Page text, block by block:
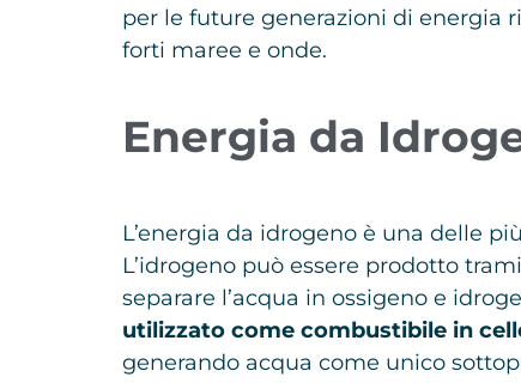
per le future generazioni di energia
forti maree e onde.
Energia da
L’energia da idrogeno è una delle
L’idrogeno può essere prodotto
separare l’acqua in ossigeno e
utilizzato come combustibile in
generando acqua come unico